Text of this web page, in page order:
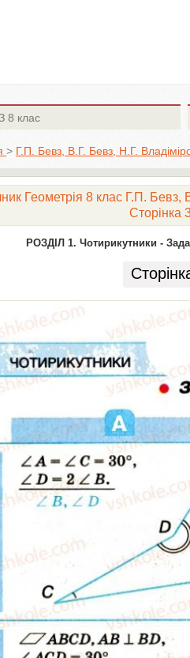
8 клас
> Г.П. Бевз, В.Г. Бевз, Н.Г.
Геометрія 8 клас Г.П. Бевз,
Сторінка
РОЗДІЛ 1. Чотирикутники -